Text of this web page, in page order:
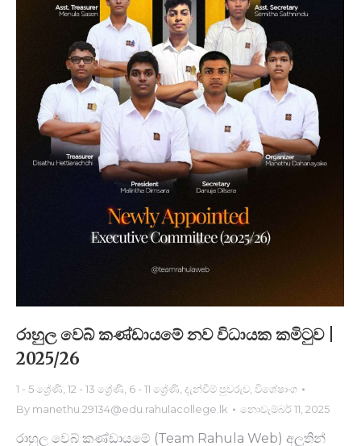
රාහුල වෙබ් කණ්ඩායමේ නව විධායක කමිටුව |
2025/26
1 - 5 ශ්‍රේණි 12 - 13 ශ්‍රේණි 6 - 11 ශ්‍රේණි දැන්වීම් පුවරුව විශේෂාංග
By manethu.29134@edu.rahulacollege.lk නොවැම්බර් 11, 2025
රාහුල වෙබ් කණ්ඩායමේ (Team Rahula Web) අලුතින්